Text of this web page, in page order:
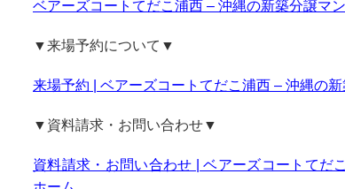
ベアーズコートてだこ浦西 – 沖縄の新築分譲マ
▼来場予約について▼
来場予約 | ベアーズコートてだこ浦西 – 沖縄の
▼資料請求・お問い合わせ▼
資料請求・お問い合わせ | ベアーズコートてだ